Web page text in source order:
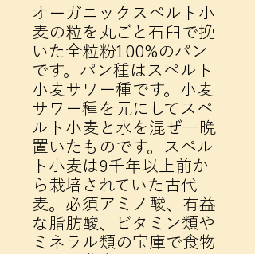
オーガニックスペルト小
麦の粒を丸ごと石臼で挽
いた全粒粉100%のパン
です。パン種はスペルト
小麦サワー種です。小麦
サワー種を元にしてスペ
ルト小麦と水を混ぜ一晩
置いたものです。スペル
ト小麦は9千年以上前か
ら栽培されていた古代
麦。必須アミノ酸、有益
な脂肪酸、ビタミン類や
ミネラル類の宝庫で食物